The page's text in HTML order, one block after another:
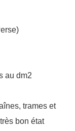
au dm2
trames et
bon état